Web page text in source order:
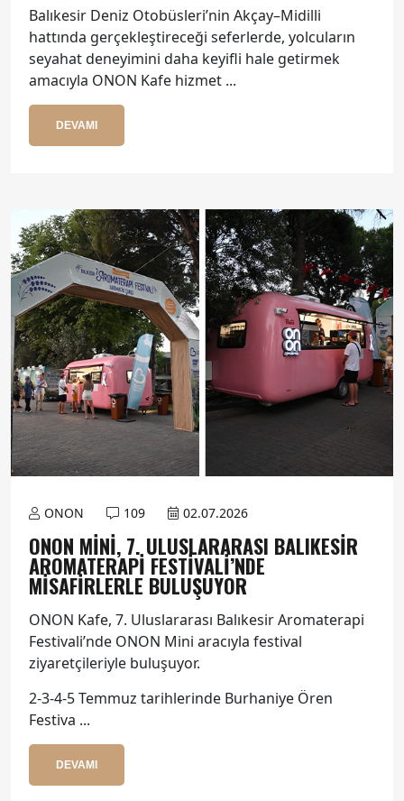
Balıkesir Deniz Otobüsleri’nin Akçay–Midilli
hattında gerçekleştireceği seferlerde, yolcuların
seyahat deneyimini daha keyifli hale getirmek
amacıyla ONON Kafe hizmet ...
DEVAMI
ONON 109 02.07.2026
ONON MINI, 7. ULUSLARARASI BALIKESIR
AROMATERAPI FESTIVALI’NDE
MISAFIRLERLE BULUŞUYOR
ONON Kafe, 7. Uluslararası Balıkesir Aromaterapi
Festivali’nde ONON Mini aracıyla festival
ziyaretçileriyle buluşuyor.
2-3-4-5 Temmuz tarihlerinde Burhaniye Ören
Festiva ...
DEVAMI